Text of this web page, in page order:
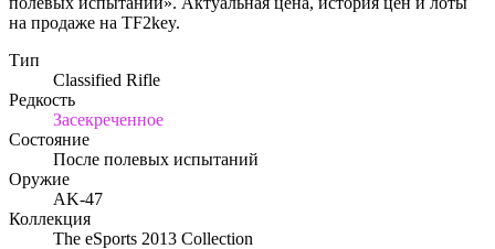
на продаже на TF2key.
Тип
Classified Rifle
Редкость
Засекреченное
Состояние
После полевых испытаний
Оружие
AK-47
Коллекция
The eSports 2013 Collection